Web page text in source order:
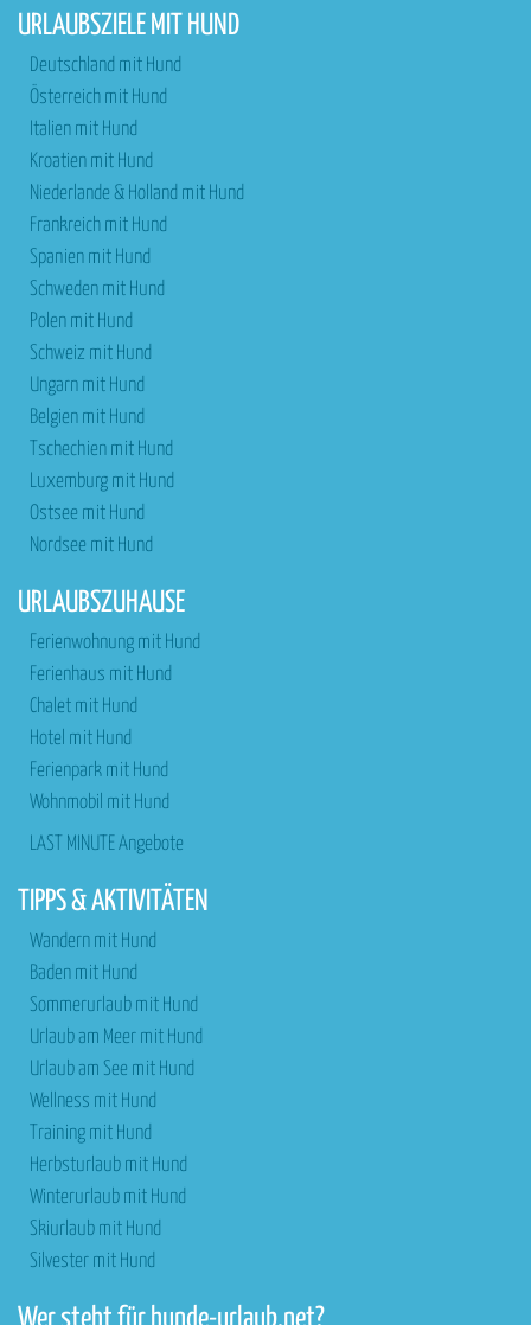
URLAUBSZIELE MIT HUND
Deutschland mit Hund
Österreich mit Hund
Italien mit Hund
Kroatien mit Hund
Niederlande & Holland mit Hund
Frankreich mit Hund
Spanien mit Hund
Schweden mit Hund
Polen mit Hund
Schweiz mit Hund
Ungarn mit Hund
Belgien mit Hund
Tschechien mit Hund
Luxemburg mit Hund
Ostsee mit Hund
Nordsee mit Hund
URLAUBSZUHAUSE
Ferienwohnung mit Hund
Ferienhaus mit Hund
Chalet mit Hund
Hotel mit Hund
Ferienpark mit Hund
Wohnmobil mit Hund
LAST MINUTE Angebote
TIPPS & AKTIVITÄTEN
Wandern mit Hund
Baden mit Hund
Sommerurlaub mit Hund
Urlaub am Meer mit Hund
Urlaub am See mit Hund
Wellness mit Hund
Training mit Hund
Herbsturlaub mit Hund
Winterurlaub mit Hund
Skiurlaub mit Hund
Silvester mit Hund
Wer steht für hunde-urlaub.net?